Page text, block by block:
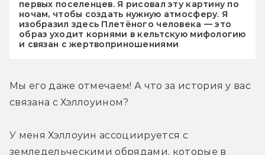
первых поселенцев. Я рисовал эту картину по
ночам, чтобы создать нужную атмосферу. Я
изобразил здесь Плетёного человека — это
образ уходит корнями в кельтскую мифологию
и связан с жертвоприношениями
Мы его даже отмечаем! А что за история у вас
связана с Хэллоуином?
У меня Хэллоуин ассоциируется с
земледельческими обрядами, которые в